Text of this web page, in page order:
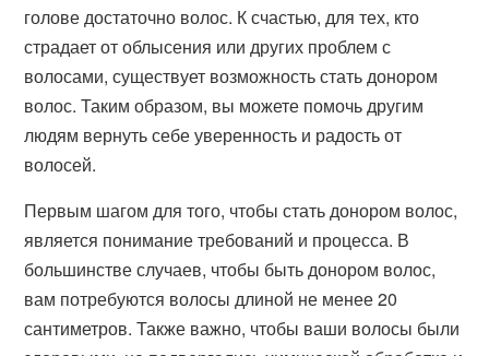
голове достаточно волос. К счастью, для тех, кто
страдает от облысения или других проблем с
волосами, существует возможность стать донором
волос. Таким образом, вы можете помочь другим
людям вернуть себе уверенность и радость от
волосей.
Первым шагом для того, чтобы стать донором волос,
является понимание требований и процесса. В
большинстве случаев, чтобы быть донором волос,
вам потребуются волосы длиной не менее 20
сантиметров. Также важно, чтобы ваши волосы были